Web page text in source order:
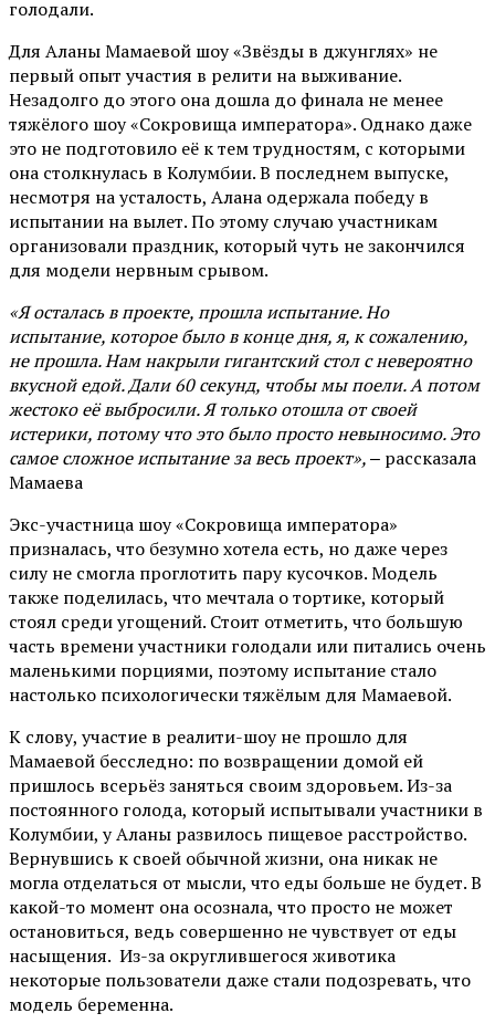
голодали.
Для Аланы Мамаевой шоу «Звёзды в джунглях» не
первый опыт участия в релити на выживание.
Незадолго до этого она дошла до финала не менее
тяжёлого шоу «Сокровища императора». Однако даже
это не подготовило её к тем трудностям, с которыми
она столкнулась в Колумбии. В последнем выпуске,
несмотря на усталость, Алана одержала победу в
испытании на вылет. По этому случаю участникам
организовали праздник, который чуть не закончился
для модели нервным срывом.
«Я осталась в проекте, прошла испытание. Но
испытание, которое было в конце дня, я, к сожалению,
не прошла. Нам накрыли гигантский стол с невероятно
вкусной едой. Дали 60 секунд, чтобы мы поели. А потом
жестоко её выбросили. Я только отошла от своей
истерики, потому что это было просто невыносимо. Это
самое сложное испытание за весь проект»,‒ рассказала
Мамаева
Экс-участница шоу «Сокровища императора»
призналась, что безумно хотела есть, но даже через
силу не смогла проглотить пару кусочков. Модель
также поделилась, что мечтала о тортике, который
стоял среди угощений. Стоит отметить, что большую
часть времени участники голодали или питались очень
маленькими порциями, поэтому испытание стало
настолько психологически тяжёлым для Мамаевой.
К слову, участие в реалити-шоу не прошло для
Мамаевой бесследно: по возвращении домой ей
пришлось всерьёз заняться своим здоровьем. Из-за
постоянного голода, который испытывали участники в
Колумбии, у Аланы развилось пищевое расстройство.
Вернувшись к своей обычной жизни, она никак не
могла отделаться от мысли, что еды больше не будет. В
какой-то момент она осознала, что просто не может
остановиться, ведь совершенно не чувствует от еды
насыщения. Из-за округлившегося животика
некоторые пользователи даже стали подозревать, что
модель беременна.